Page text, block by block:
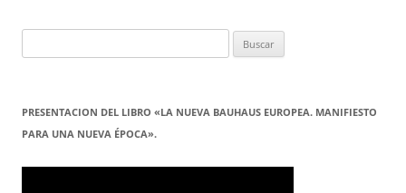
PRESENTACION DEL LIBRO «LA NUEVA BAUHAUS EUROPEA. MANIFIESTO
PARA UNA NUEVA ÉPOCA».